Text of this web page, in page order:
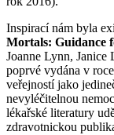
Inspirací nám byla
Mortals: Guidance
Joanne Lynn, Janice
poprvé vydána v
veřejností jako
nevyléčitelnou
lékařské literatury
zdravotnickou